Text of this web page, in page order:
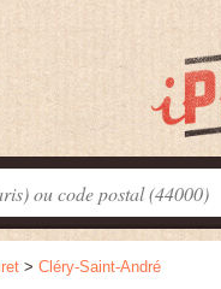
> Cléry-Saint-André